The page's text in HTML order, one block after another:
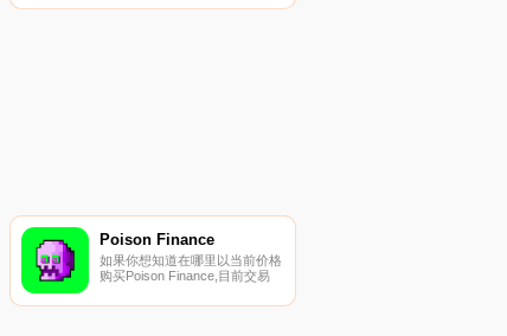
货币交易所是KuCoin、
Poison Finance
如果你想知道在哪里以当前价格
购买Poison Finance,目前交易
密货币交易所是Uniswap（V3）